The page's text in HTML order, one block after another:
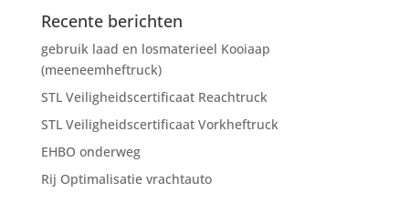
Recente berichten
gebruik laad en losmaterieel Kooiaap
(meeneemheftruck)
STL Veiligheidscertificaat Reachtruck
STL Veiligheidscertificaat Vorkheftruck
EHBO onderweg
Rij Optimalisatie vrachtauto